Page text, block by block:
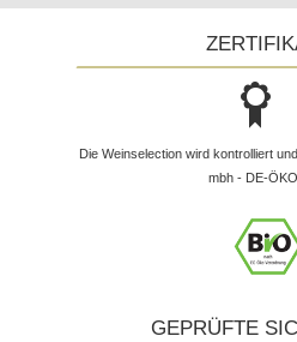
Die Weinselection wird kontrolliert
mbh - DE-
GEPRÜFTE